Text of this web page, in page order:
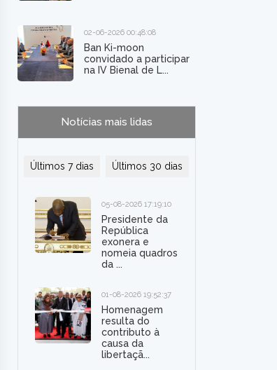
02-06-2026 00:48:08
Ban Ki-moon
convidado a participar
na IV Bienal de L...
Notícias mais lidas
Últimos 7 dias Últimos 30 dias
05-08-2026 17:19:10
Presidente da
República
exonera e
nomeia quadros
da ...
01-08-2026 19:52:37
Homenagem
resulta do
contributo à
causa da
libertaçã...